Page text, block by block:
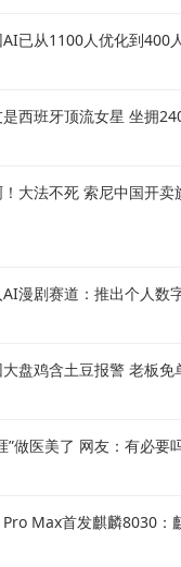
已从1100人优化到400
西班牙顶流女星 坐拥
大法不死 索尼中国开
漫剧赛道：推出个人数
盘鸡含土豆报警 老板免
”做医美了 网友：有必要
Max首发麒麟8030：